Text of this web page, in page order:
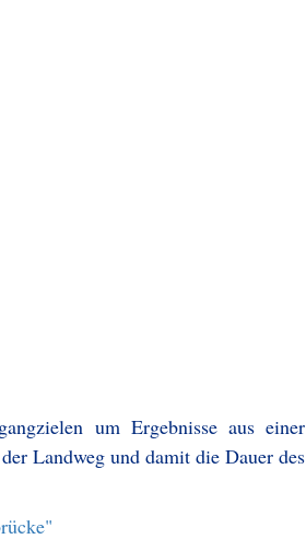
um Ergebnisse aus einer
Landweg und damit die Dauer des